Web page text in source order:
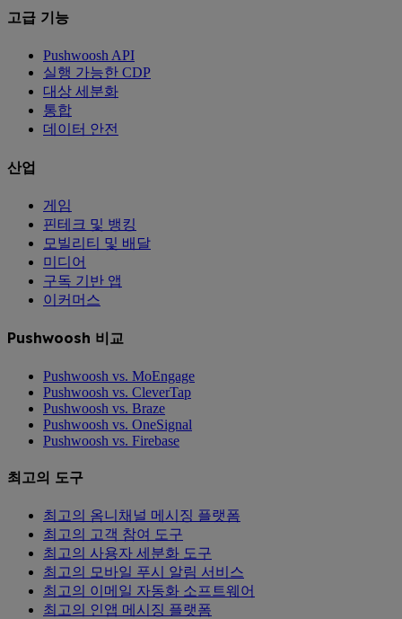
고급 기능
Pushwoosh API
실행 가능한 CDP
대상 세분화
통합
데이터 안전
산업
게임
핀테크 및 뱅킹
모빌리티 및 배달
미디어
구독 기반 앱
이커머스
Pushwoosh 비교
Pushwoosh vs. MoEngage
Pushwoosh vs. CleverTap
Pushwoosh vs. Braze
Pushwoosh vs. OneSignal
Pushwoosh vs. Firebase
최고의 도구
최고의 옴니채널 메시징 플랫폼
최고의 고객 참여 도구
최고의 사용자 세분화 도구
최고의 모바일 푸시 알림 서비스
최고의 이메일 자동화 소프트웨어
최고의 인앱 메시징 플랫폼